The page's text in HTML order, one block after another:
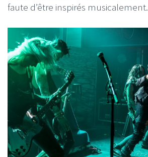
faute d’être inspirés musicalement.